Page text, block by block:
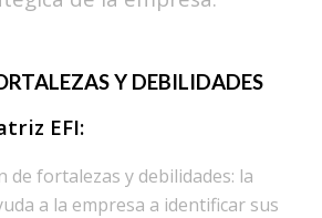
Y DEBILIDADES
EFI:
de fortalezas y debilidades: la
a la empresa a identificar sus